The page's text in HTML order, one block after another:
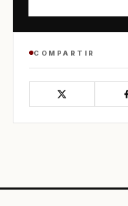
COMPARTIR